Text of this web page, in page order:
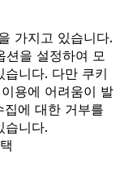
가지고 있습니다.
션을 설정하여 모
니다. 다만 쿠키
용에 어려움이 발
에 대한 거부를
습니다.